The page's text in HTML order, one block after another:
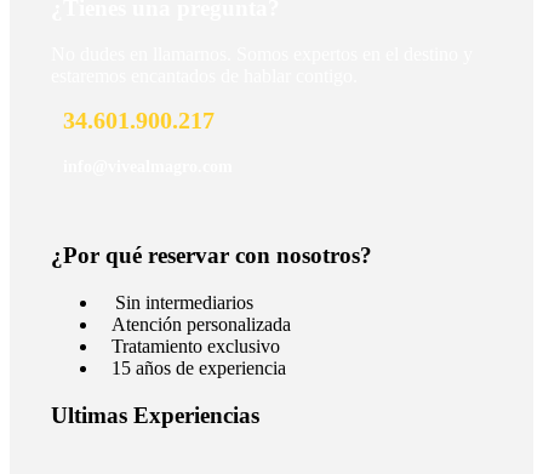
34.601.900.217
¿Por qué reservar con nosotros?
Sin intermediarios
Atención personalizada
Tratamiento exclusivo
15 años de experiencia
Ultimas Experiencias